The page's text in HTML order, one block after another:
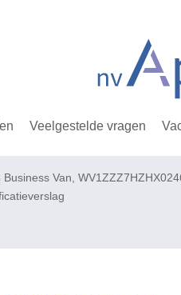
Veelgestelde vragen
Van,